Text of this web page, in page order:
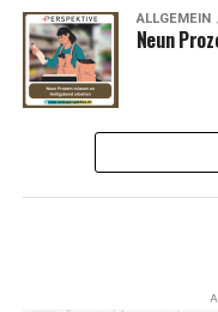
ALLGEMEIN
Neun